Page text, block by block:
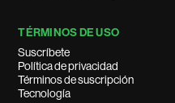
TÉRMINOS DE USO
Suscríbete
Política de privacidad
Términos de suscripción
Tecnología